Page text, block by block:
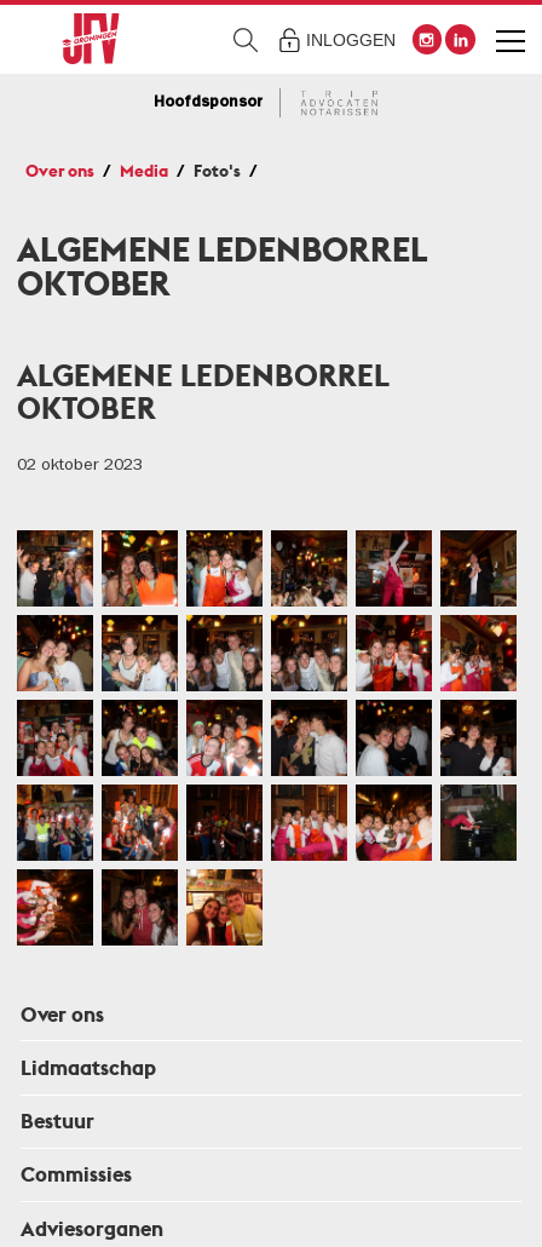
INLOGGEN
Hoofdsponsor
Over ons Media Foto's
Over ons
Lidmaatschap
Bestuur
Commissies
Adviesorganen
ALGEMENE LEDENBORREL
OKTOBER
ALGEMENE LEDENBORREL
OKTOBER
02 oktober 2023